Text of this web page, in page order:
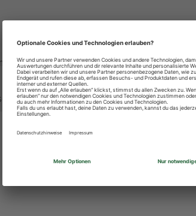
Privatsphäre-Einstellungen